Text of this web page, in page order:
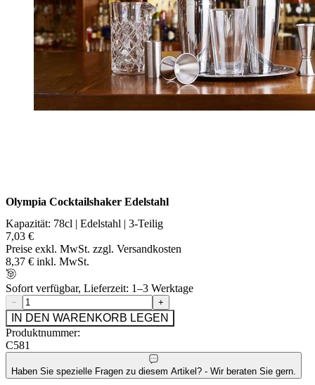
Olympia Cocktailshaker Edelstahl
Kapazität: 78cl | Edelstahl | 3-Teilig
7,03 €
Preise exkl. MwSt. zzgl. Versandkosten
8,37 € inkl. MwSt.
Sofort verfügbar, Lieferzeit: 1–3 Werktage
− +
IN DEN WARENKORB LEGEN
Produktnummer:
C581
Haben Sie spezielle Fragen zu diesem Artikel? - Wir beraten Sie gern.